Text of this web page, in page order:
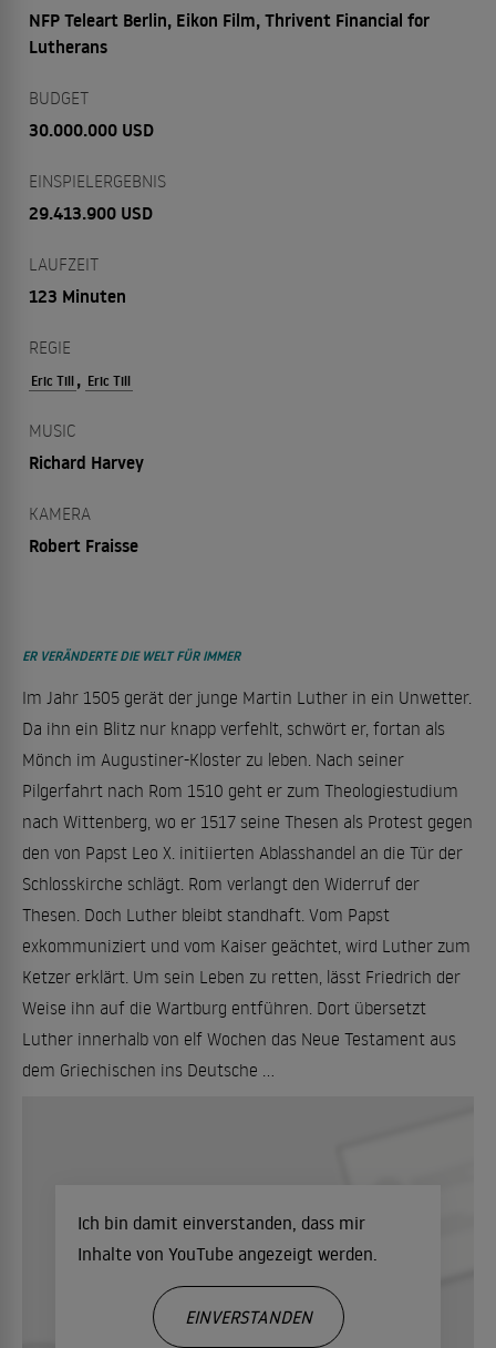
NFP Teleart Berlin, Eikon Film, Thrivent Financial for
Lutherans
BUDGET
30.000.000 USD
EINSPIELERGEBNIS
29.413.900 USD
LAUFZEIT
123 Minuten
REGIE
Eric Till, Eric Till
MUSIC
Richard Harvey
KAMERA
Robert Fraisse
ER VERÄNDERTE DIE WELT FÜR IMMER
Im Jahr 1505 gerät der junge Martin Luther in ein Unwetter.
Da ihn ein Blitz nur knapp verfehlt, schwört er, fortan als
Mönch im Augustiner-Kloster zu leben. Nach seiner
Pilgerfahrt nach Rom 1510 geht er zum Theologiestudium
nach Wittenberg, wo er 1517 seine Thesen als Protest gegen
den von Papst Leo X. initiierten Ablasshandel an die Tür der
Schlosskirche schlägt. Rom verlangt den Widerruf der
Thesen. Doch Luther bleibt standhaft. Vom Papst
exkommuniziert und vom Kaiser geächtet, wird Luther zum
Ketzer erklärt. Um sein Leben zu retten, lässt Friedrich der
Weise ihn auf die Wartburg entführen. Dort übersetzt
Luther innerhalb von elf Wochen das Neue Testament aus
dem Griechischen ins Deutsche ...
Ich bin damit einverstanden, dass mir
Inhalte von YouTube angezeigt werden.
EINVERSTANDEN